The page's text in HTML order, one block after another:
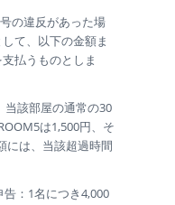
の違反があった場
て、以下の金額ま
払うものとしま
該部屋の通常の30
は1,500円、そ
には、当該超過時間
：1名につき4,000